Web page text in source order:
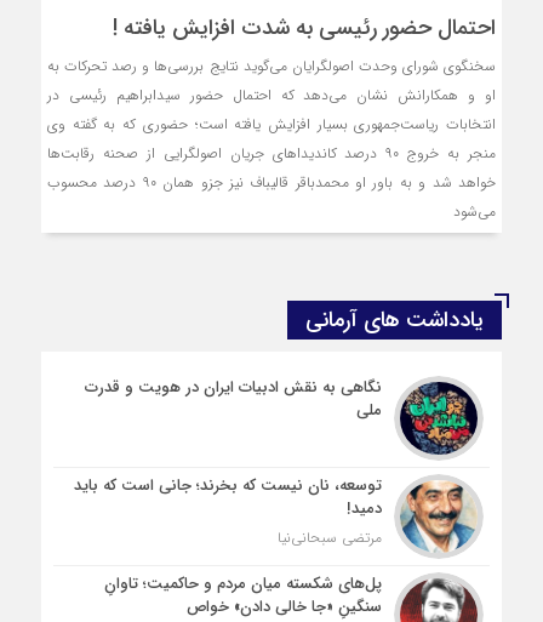
احتمال حضور رئیسی به شدت افزایش یافته !
سخنگوی شورای وحدت اصولگرایان می‌گوید نتایج بررسی‌ها و رصد تحرکات به
او و همکارانش نشان می‌دهد که احتمال حضور سیدابراهیم رئیسی در
انتخابات ریاست‌جمهوری بسیار افزایش یافته است؛ حضوری که به گفته وی
منجر به خروج ۹۰ درصد کاندیداهای جریان اصولگرایی از صحنه رقابت‌ها
خواهد شد و به باور او محمدباقر قالیباف نیز جزو همان ۹۰ درصد محسوب
می‌شود
یادداشت های آرمانی
نگاهی به نقش ادبیات ایران در هویت و قدرت
ملی
توسعه، نان نیست که بخرند؛ جانی است که باید
دمید!
مرتضی سبحانی‌نیا
پل‌های شکسته میان مردم و حاکمیت؛ تاوانِ
سنگینِ «جا خالی دادن» خواص